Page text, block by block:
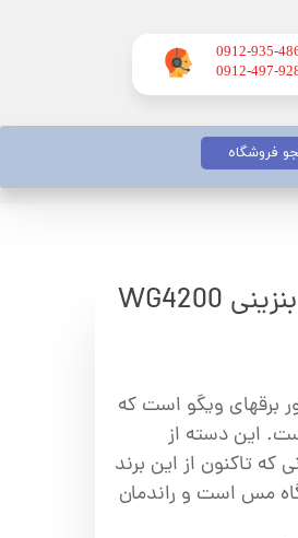
0912-935-
​​​​​​​0912-497-
فروشگاه
برقهای ویگو است که
این دسته از
که تاکنون از این برند
مس است و راندمان